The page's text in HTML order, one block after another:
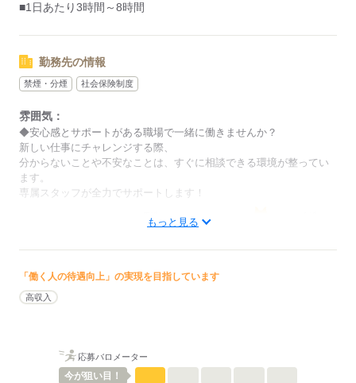
●土日休みOK
など、いろんなシフトのお仕事をご紹介できます！
ご応募の際に、
あなたのご希望をお聞かせください。
応募する
■1日あたり3時間～8時間
勤務先の情報
禁煙・分煙 社会保険制度
雰囲気：
◆安心感とサポートがある職場で一緒に働きませんか？
新しい仕事にチャレンジする際、
分からないことや不安なことは、すぐに相談できる環境が整ってい
ます。
専属スタッフが全力でサポートします！
男性
職場の様子
その他
もっと見る
「働く人の待遇向上」の実現を目指しています
高収入
応募バロメーター
今が狙い目！